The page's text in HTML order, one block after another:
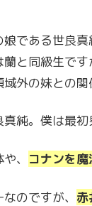
である世良
と同級生で
外の妹との関
純。僕は最初
、 コナンを
のですが、 赤